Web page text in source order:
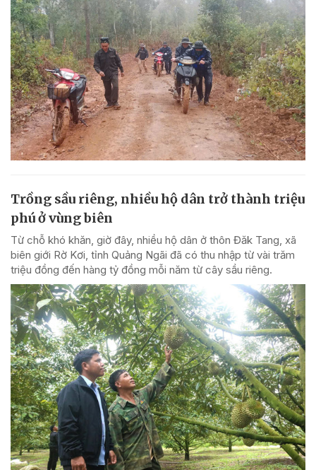
Trồng sầu riêng, nhiều hộ dân trở thành triệu
phú ở vùng biên
Từ chỗ khó khăn, giờ đây, nhiều hộ dân ở thôn Đăk Tang, xã
biên giới Rờ Kơi, tỉnh Quảng Ngãi đã có thu nhập từ vài trăm
triệu đồng đến hàng tỷ đồng mỗi năm từ cây sầu riêng.